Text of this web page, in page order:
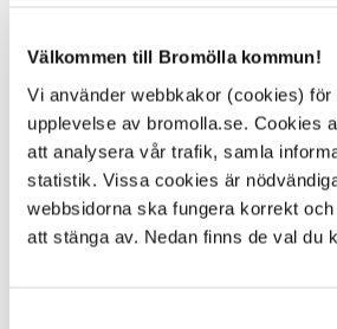
Välkommen till Bromölla kommun!
Vi använder webbkakor (cookies) för
upplevelse av bromolla.se. Cookies
att analysera vår trafik, samla
statistik. Vissa cookies är
webbsidorna ska fungera korrekt
att stänga av. Nedan finns de val du
1987
Antal lägenheter:
35